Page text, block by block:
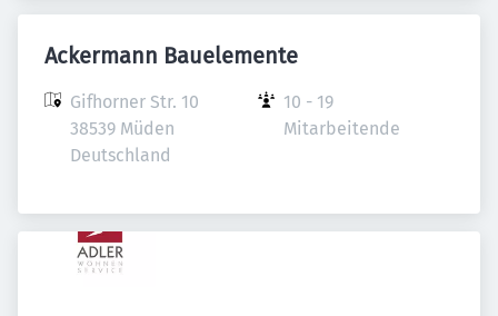
Ackermann Bauelemente
Gifhorner Str. 10
38539 Müden
Deutschland
10 - 19
Mitarbeitende